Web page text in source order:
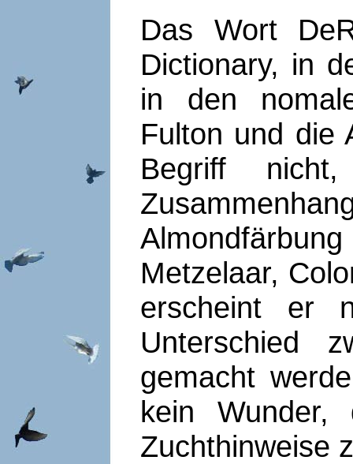
Das Wort
Dictionary, in
in den
Fulton und die
Begriff
Metzelaar,
erscheint er
Unterschied
gemacht
kein Wunder,
Zuchthinweise